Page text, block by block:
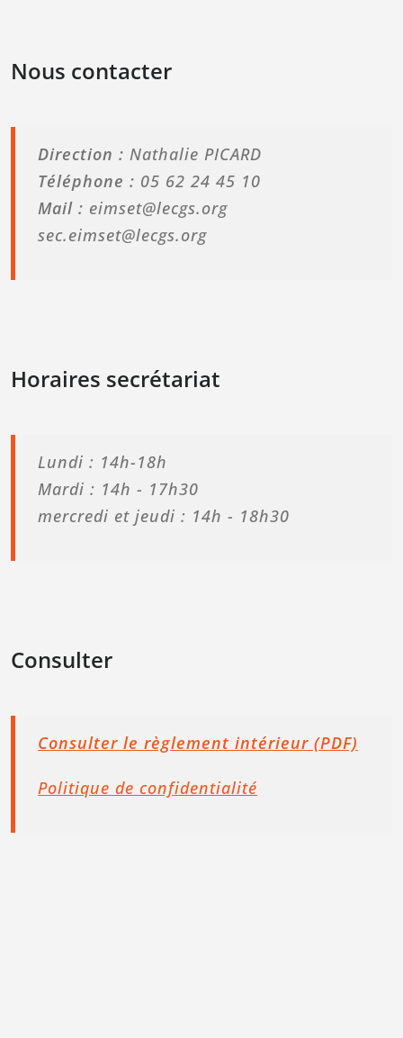
Nous contacter
Direction : Nathalie PICARD
Téléphone : 05 62 24 45 10
Mail : eimset@lecgs.org
sec.eimset@lecgs.org
Horaires secrétariat
Lundi : 14h-18h
Mardi : 14h - 17h30
mercredi et jeudi : 14h - 18h30
Consulter
Consulter le règlement intérieur (PDF)
Politique de confidentialité